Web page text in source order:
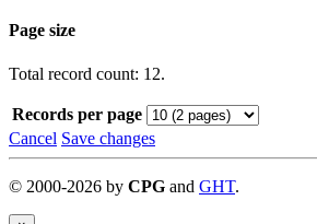
Page size
Total record count: 12.
Records per page
Cancel Save changes
© 2000-2026 by CPG and GHT.